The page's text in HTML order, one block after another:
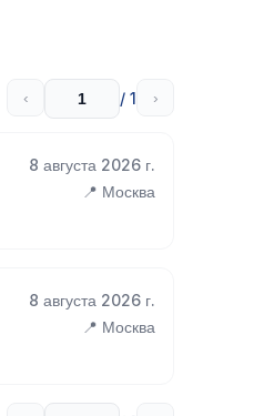
‹ / 1 ›
8 августа 2026 г.
📍 Москва
8 августа 2026 г.
📍 Москва